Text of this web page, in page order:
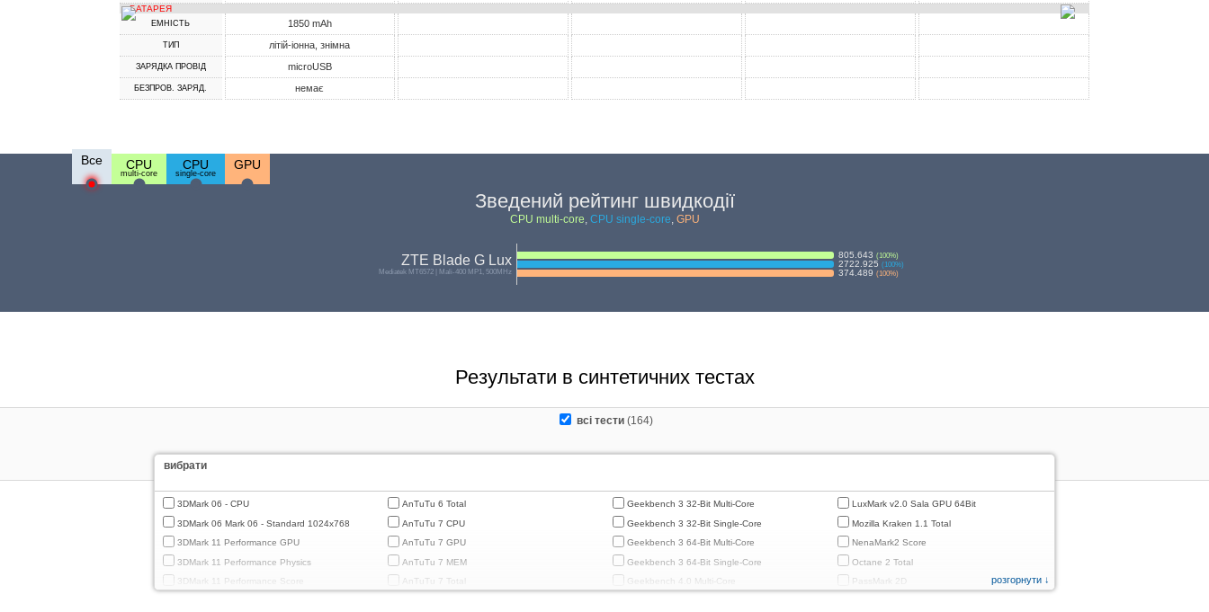
БАТАРЕЯ
ЕМНІСТЬ 1850 mAh
ТИП літій-іонна, знімна
ЗАРЯДКА ПРОВІД microUSB
БЕЗПРОВ. ЗАРЯД. немає
Все CPU
multi-core
CPU
single-core
GPU
Зведений рейтинг швидкодії
CPU multi-core, CPU single-core, GPU
ZTE Blade G Lux
Mediatek MT6572 | Mali-400 MP1, 500MHz
805.643 (100%)
2722.925 (100%)
374.489 (100%)
Результати в синтетичних тестах
всі тести (164)
вибрати
3DMark 06 - CPU
3DMark 06 Mark 06 - Standard 1024x768
3DMark 11 Performance GPU
3DMark 11 Performance Physics
3DMark 11 Performance Score
AnTuTu 6 Total
AnTuTu 7 CPU
AnTuTu 7 GPU
AnTuTu 7 MEM
AnTuTu 7 Total
Geekbench 3 32-Bit Multi-Core
Geekbench 3 32-Bit Single-Core
Geekbench 3 64-Bit Multi-Core
Geekbench 3 64-Bit Single-Core
Geekbench 4.0 Multi-Core
LuxMark v2.0 Sala GPU 64Bit
Mozilla Kraken 1.1 Total
NenaMark2 Score
Octane 2 Total
PassMark 2D
розгорнути ↓